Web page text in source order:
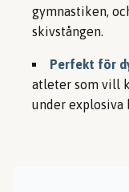
gymnastiken,
skivstången.
Perfekt för
atleter som vill
under explosiva